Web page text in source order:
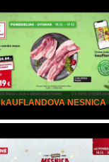
kAUFLANDOVA NESNICA